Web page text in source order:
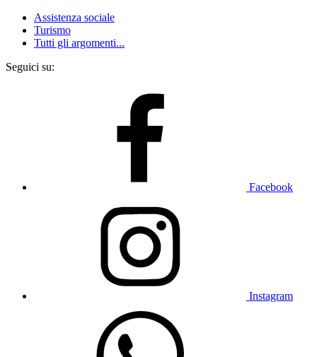
Assistenza sociale
Turismo
Tutti gli argomenti...
Seguici su:
Facebook
Instagram